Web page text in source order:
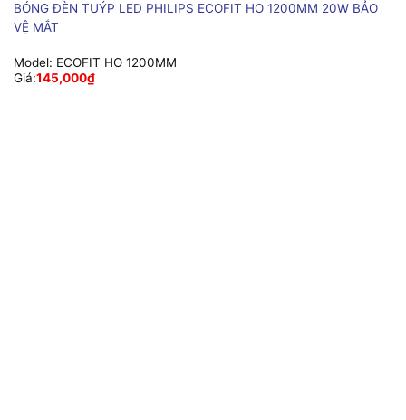
BÓNG ĐÈN TUÝP LED PHILIPS ECOFIT HO 1200MM 20W BẢO
VỆ MẮT
Model: ECOFIT HO 1200MM
Giá:145,000₫